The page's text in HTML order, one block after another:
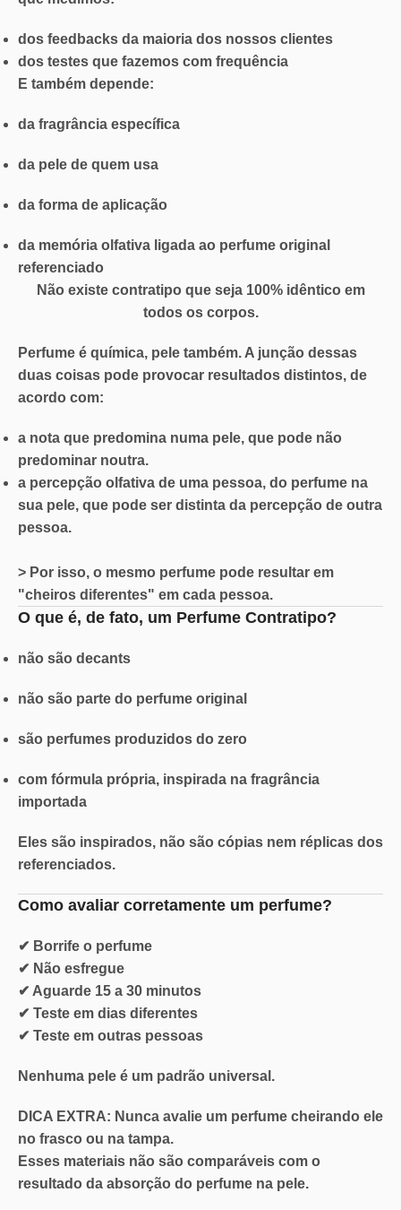
dos feedbacks da maioria dos nossos clientes
dos testes que fazemos com frequência
E também depende:
da fragrância específica
da pele de quem usa
da forma de aplicação
da memória olfativa ligada ao perfume original
referenciado
Não existe contratipo que seja 100% idêntico em
todos os corpos.
Perfume é química, pele também. A junção dessas
duas coisas pode provocar resultados distintos, de
acordo com:
a nota que predomina numa pele, que pode não
predominar noutra.
a percepção olfativa de uma pessoa, do perfume na
sua pele, que pode ser distinta da percepção de outra
pessoa.
> Por isso, o mesmo perfume pode resultar em
"cheiros diferentes" em cada pessoa.
O que é, de fato, um Perfume Contratipo?
não são decants
não são parte do perfume original
são perfumes produzidos do zero
com fórmula própria, inspirada na fragrância
importada
Eles são inspirados, não são cópias nem réplicas dos
referenciados.
Como avaliar corretamente um perfume?
✔ Borrife o perfume
✔ Não esfregue
✔ Aguarde 15 a 30 minutos
✔ Teste em dias diferentes
✔ Teste em outras pessoas
Nenhuma pele é um padrão universal.
DICA EXTRA: Nunca avalie um perfume cheirando ele
no frasco ou na tampa.
Esses materiais não são comparáveis com o
resultado da absorção do perfume na pele.